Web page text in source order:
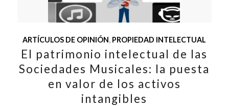
ARTÍCULOS DE OPINIÓN, PROPIEDAD INTELECTUAL
El patrimonio intelectual de las
Sociedades Musicales: la puesta
en valor de los activos
intangibles